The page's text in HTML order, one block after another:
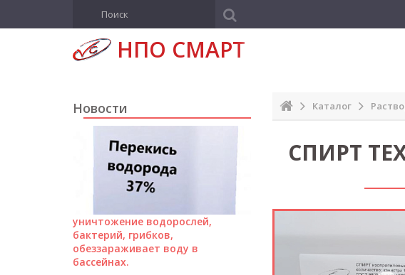
НПО СМАРТ
Каталог
СПИРТ
Новости
уничтожение водорослей,
бактерий, грибков,
обеззараживает воду в
бассейнах.